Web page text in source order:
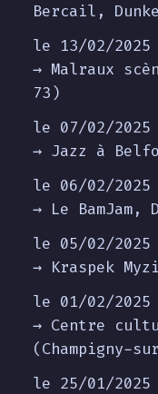
Bercail,
le 13/02/
→ Malraux
73)
le 07/02/
→ Jazz à
le 06/02/
→ Le
le 05/02/
→ Kraspek
le 01/02/
→ Centre
(Champigny-
le 25/01/